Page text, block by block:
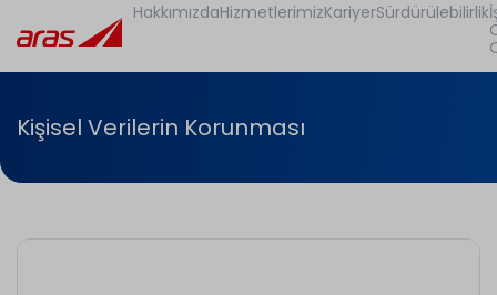
HakkımızdaHizmetlerimizKariyerSürdürülebilirlik
Kişisel Verilerin Korunması